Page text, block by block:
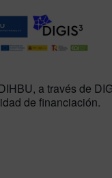
a través de
de financiación.